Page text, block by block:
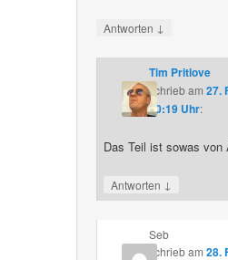
Antworten ↓
Tim Pritlove
schriebam 27.
20:19 Uhr:
Das Teil ist sowas
Antworten ↓
Seb
schriebam 28.